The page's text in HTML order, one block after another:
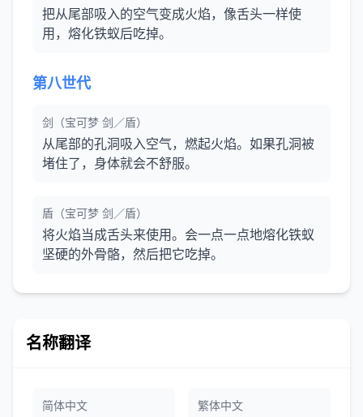
把从尾部吸入的空气变成火焰，像舌头一样使
用，熔化铁蚁后吃掉。
第八世代
剑（宝可梦 剑／盾）
从尾部的孔洞吸入空气，燃起火焰。如果孔洞被
堵住了，身体就会不舒服。
盾（宝可梦 剑／盾）
将火焰当成舌头来使用。会一点一点地熔化铁蚁
坚硬的外骨骼，然后把它吃掉。
名称翻译
简体中文 繁体中文